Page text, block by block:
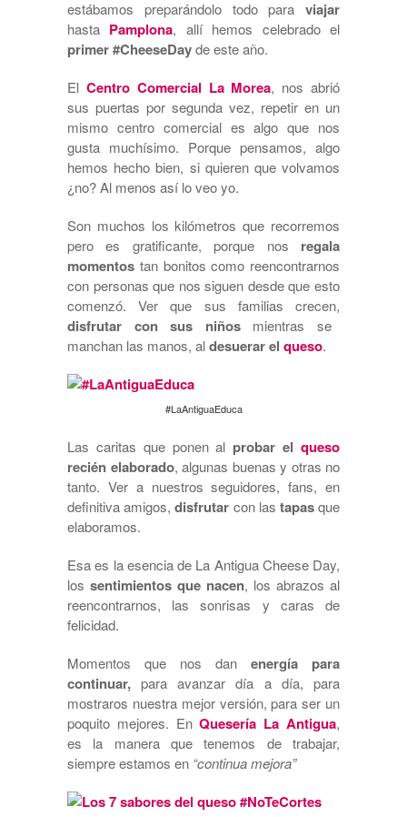
estábamos preparándolo todo para viajar
hasta Pamplona, allí hemos celebrado el
primer #CheeseDayde este año.
El Centro Comercial La Morea, nos abrió
sus puertas por segunda vez, repetir en un
mismo centro comercial es algo que nos
gusta muchísimo. Porque pensamos, algo
hemos hecho bien, si quieren que volvamos
¿no? Al menos así lo veo yo.
Son muchos los kilómetros que recorremos
pero es gratificante, porque nos regala
momentos tan bonitos como reencontrarnos
con personas que nos siguen desde que esto
comenzó. Ver que sus familias crecen,
disfrutar con sus niñosmientras se
manchan las manos, aldesuerar el queso.
#LaAntiguaEduca
Las caritas que ponen al probar elqueso
recién elaborado, algunas buenas y otras no
tanto. Ver a nuestros seguidores, fans, en
definitiva amigos,disfrutar con las tapasque
elaboramos.
Esa es la esencia de La Antigua Cheese Day,
los sentimientos que nacen, los abrazos al
reencontrarnos, las sonrisas y caras de
felicidad.
Momentos que nos dan energía para
continuar, para avanzar día a día, para
mostraros nuestra mejor versión, para ser un
poquito mejores. EnQuesería La Antigua,
es la manera que tenemos de trabajar,
siempre estamos en “continua mejora”